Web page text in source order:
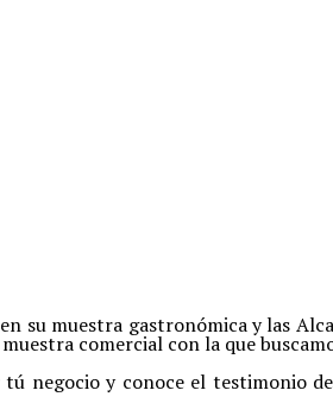
su muestra gastronómica y las
comercial con la que
negocio y conoce el testimonio